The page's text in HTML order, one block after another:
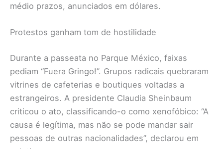
médio prazos, anunciados em dólares.
Protestos ganham tom de hostilidade
Durante a passeata no Parque México, faixas
pediam “Fuera Gringo!”. Grupos radicais quebraram
vitrines de cafeterias e boutiques voltadas a
estrangeiros. A presidente Claudia Sheinbaum
criticou o ato, classificando-o como xenofóbico: “A
causa é legítima, mas não se pode mandar sair
pessoas de outras nacionalidades”, declarou em